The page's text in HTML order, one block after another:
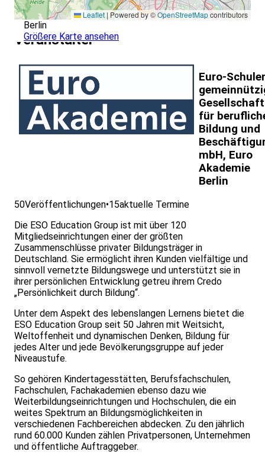
Leaflet |Powered by ©OpenStreetMapcontributors
Berlin
Größere Karte ansehen
Veranstalter
Euro-
Gesellschaft
für
Bildung und
mbH, Euro
Akademie
Berlin
50Veröffentlichungen•15aktuelle Termine
Die ESO Education Group ist mit über 120
Mitgliedseinrichtungen einer der größten
Zusammenschlüsse privater Bildungsträger in
Deutschland. Sie ermöglicht ihren Kunden vielfältige und
sinnvoll vernetzte Bildungswege und unterstützt sie in
ihrer persönlichen Entwicklung getreu ihrem Credo
„Persönlichkeit durch Bildung“.
Unter dem Aspekt des lebenslangen Lernens bietet die
ESO Education Group seit 50 Jahren mit Weitsicht,
Weltoffenheit und dynamischen Denken, Bildung für
jedes Alter und jede Bevölkerungsgruppe auf jeder
Niveaustufe.
So gehören Kindertagesstätten, Berufsfachschulen,
Fachschulen, Fachakademien ebenso dazu wie
Weiterbildungseinrichtungen und Hochschulen, die ein
weites Spektrum an Bildungsmöglichkeiten in
verschiedenen Fachbereichen abdecken. Zu den jährlich
rund 60.000 Kunden zählen Privatpersonen, Unternehmen
und öffentliche Auftraggeber.